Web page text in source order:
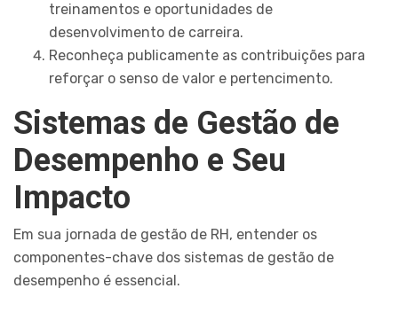
treinamentos e oportunidades de
desenvolvimento de carreira.
Reconheça publicamente as contribuições para
reforçar o senso de valor e pertencimento.
Sistemas de Gestão de
Desempenho e Seu
Impacto
Em sua jornada de gestão de RH, entender os
componentes-chave dos sistemas de gestão de
desempenho é essencial.